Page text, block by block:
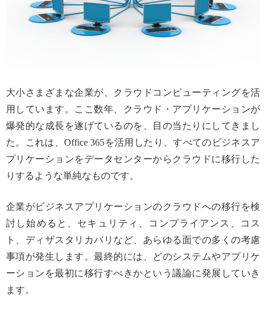
大小さまざまな企業が、クラウドコンピューティングを活
用しています。ここ数年、クラウド・アプリケーションが
爆発的な成長を遂げているのを、目の当たりにしてきまし
た。これは、Office 365を活用したり、すべてのビジネスア
プリケーションをデータセンターからクラウドに移行した
りするような単純なものです。
企業がビジネスアプリケーションのクラウドへの移行を検
討し始めると、セキュリティ、コンプライアンス、コス
ト、ディザスタリカバリなど、あらゆる面での多くの考慮
事項が発生します。最終的には、どのシステムやアプリケ
ーションを最初に移行すべきかという議論に発展していき
ます。